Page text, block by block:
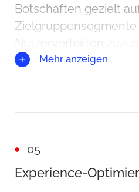
Botschaften gezielt
Zielgruppensegmente
Nutzerverhalten
Mehr anzeigen
05
Experience-